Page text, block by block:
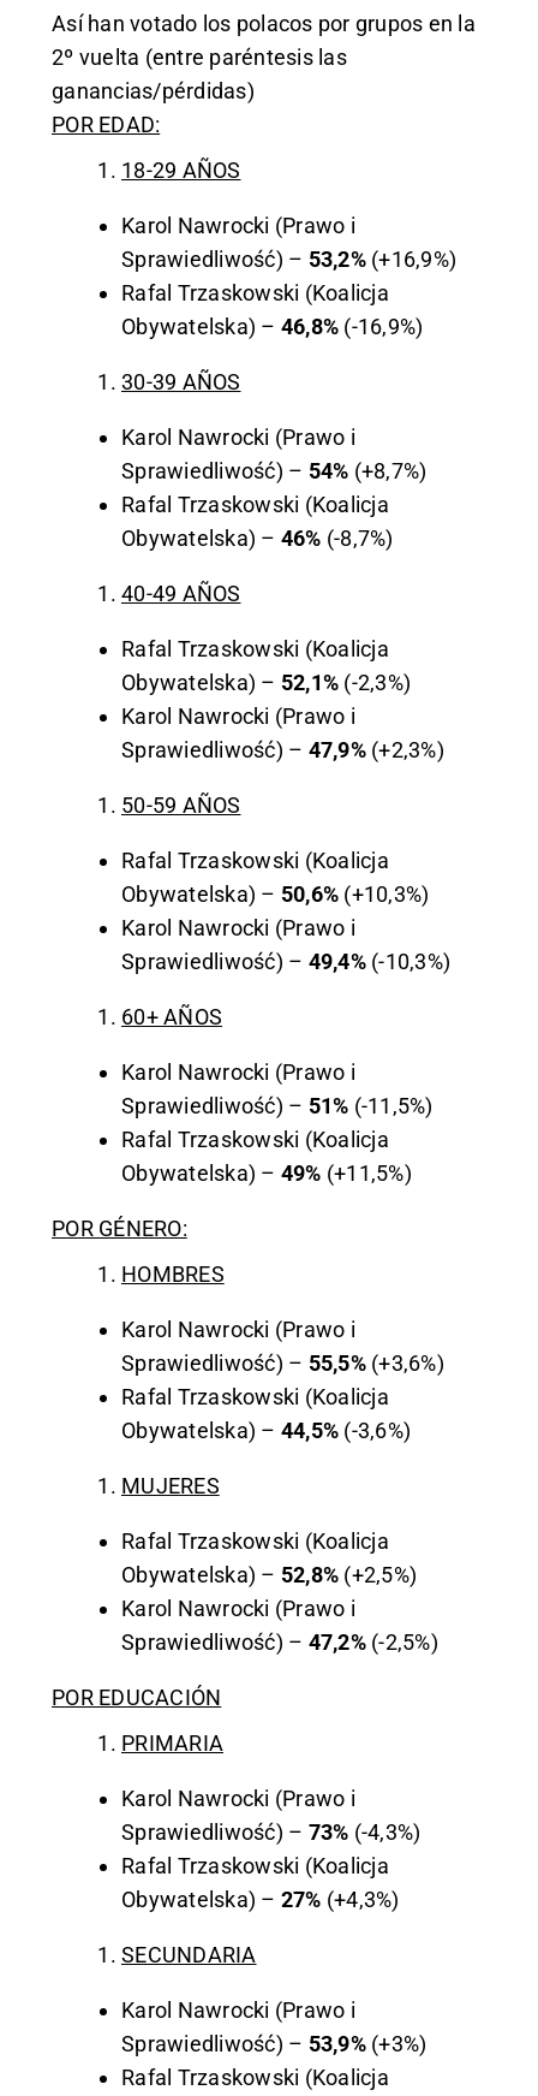
Así han votado los polacos por grupos en la
2º vuelta (entre paréntesis las
ganancias/pérdidas)
POR EDAD:
18-29 AÑOS
Karol Nawrocki (Prawo i
Sprawiedliwość) – 53,2% (+16,9%)
Rafal Trzaskowski (Koalicja
Obywatelska) – 46,8% (-16,9%)
30-39 AÑOS
Karol Nawrocki (Prawo i
Sprawiedliwość) – 54% (+8,7%)
Rafal Trzaskowski (Koalicja
Obywatelska) – 46% (-8,7%)
40-49 AÑOS
Rafal Trzaskowski (Koalicja
Obywatelska) – 52,1% (-2,3%)
Karol Nawrocki (Prawo i
Sprawiedliwość) – 47,9% (+2,3%)
50-59 AÑOS
Rafal Trzaskowski (Koalicja
Obywatelska) – 50,6% (+10,3%)
Karol Nawrocki (Prawo i
Sprawiedliwość) – 49,4% (-10,3%)
60+ AÑOS
Karol Nawrocki (Prawo i
Sprawiedliwość) – 51% (-11,5%)
Rafal Trzaskowski (Koalicja
Obywatelska) – 49% (+11,5%)
POR GÉNERO:
HOMBRES
Karol Nawrocki (Prawo i
Sprawiedliwość) – 55,5% (+3,6%)
Rafal Trzaskowski (Koalicja
Obywatelska) – 44,5% (-3,6%)
MUJERES
Rafal Trzaskowski (Koalicja
Obywatelska) – 52,8% (+2,5%)
Karol Nawrocki (Prawo i
Sprawiedliwość) – 47,2% (-2,5%)
POR EDUCACIÓN
PRIMARIA
Karol Nawrocki (Prawo i
Sprawiedliwość) – 73% (-4,3%)
Rafal Trzaskowski (Koalicja
Obywatelska) – 27% (+4,3%)
SECUNDARIA
Karol Nawrocki (Prawo i
Sprawiedliwość) – 53,9% (+3%)
Rafal Trzaskowski (Koalicja